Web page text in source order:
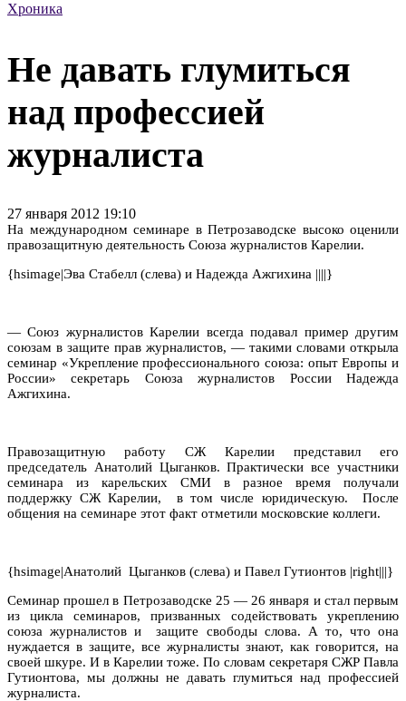
Хроника
Не давать глумиться
над профессией
журналиста
27 января 2012 19:10
На международном семинаре в Петрозаводске высоко оценили
правозащитную деятельность Союза журналистов Карелии.
{hsimage|Эва Стабелл (слева) и Надежда Ажгихина ||||}
— Союз журналистов Карелии всегда подавал пример другим
союзам в защите прав журналистов, — такими словами открыла
семинар «Укрепление профессионального союза: опыт Европы и
России» секретарь Союза журналистов России Надежда
Ажгихина.
Правозащитную работу СЖ Карелии представил его
председатель Анатолий Цыганков. Практически все участники
семинара из карельских СМИ в разное время получали
поддержку СЖ Карелии,
в том числе юридическую.
После
общения на семинаре этот факт отметили московские коллеги.
{hsimage|Анатолий Цыганков (слева) и Павел Гутионтов |right|||}
Семинар прошел в Петрозаводске 25 — 26 января и стал первым
из цикла семинаров, призванных содействовать укреплению
союза журналистов и
защите свободы слова. А то, что она
нуждается в защите, все журналисты знают, как говорится, на
своей шкуре. И в Карелии тоже. По словам секретаря СЖР Павла
Гутионтова, мы должны не давать глумиться над профессией
журналиста.